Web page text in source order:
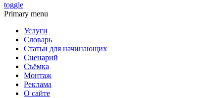
toggle
Primary menu
Услуги
Словарь
Статьи для начинающих
Сценарий
Съёмка
Монтаж
Реклама
О сайте